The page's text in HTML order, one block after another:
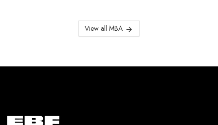
View all MBA